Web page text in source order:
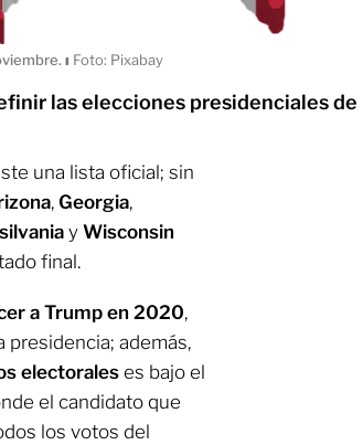
ı Foto: Pixabay
las elecciones presidenciales de
una lista oficial; sin
, Georgia,
y Wisconsin
final.
a Trump en 2020,
presidencia; además,
electoraleses bajo el
el candidato que
los votos del